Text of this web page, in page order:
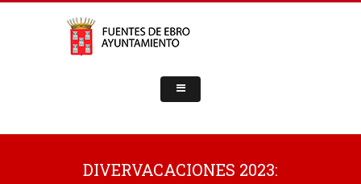
DIVERVACACIONES 2023: